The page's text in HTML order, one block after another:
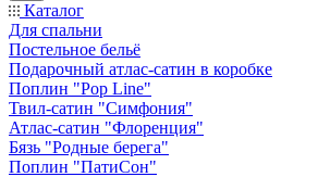
Каталог
Для спальни
Постельное бельё
Подарочный атлас-сатин в коробке
Поплин "Pop Line"
Твил-сатин "Симфония"
Атлас-сатин "Флоренция"
Бязь "Родные берега"
Поплин "ПатиСон"